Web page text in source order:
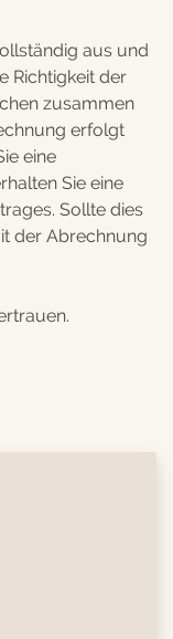
aus und
Richtigkeit der
zusammen
erfolgt
eine
Sie eine
Sollte dies
der Abrechnung